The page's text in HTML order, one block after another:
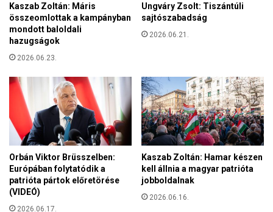
z
e
r
í
t
e
k
z
z
é
Kaszab Zoltán: Máris
összeomlottak a kampányban
mondott baloldali
hazugságok
2026.06.23.
Ungváry Zsolt: Tiszántúli
sajtószabadság
2026.06.21.
Orbán Viktor Brüsszelben:
Európában folytatódik a
patrióta pártok előretörése
(VIDEÓ)
2026.06.17.
Kaszab Zoltán: Hamar készen
kell állnia a magyar patrióta
jobboldalnak
2026.06.16.